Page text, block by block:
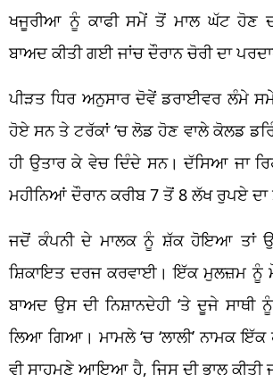
ਖਜੂਰੀਆ ਨੂੰ ਕਾਫੀ ਸਮੇਂ ਤੋਂ ਮਾਲ ਘੱਟ ਹੋਣ
ਬਾਅਦ ਕੀਤੀ ਗਈ ਜਾਂਚ ਦੌਰਾਨ ਚੋਰੀ ਦਾ
ਪੀੜਤ ਧਿਰ ਅਨੁਸਾਰ ਦੋਵੇਂ ਡਰਾਈਵਰ ਲੰਮੇ
ਹੋਏ ਸਨ ਤੇ ਟਰੱਕਾਂ ‘ਚ ਲੋਡ ਹੋਣ ਵਾਲੇ ਕੋਲਡ
ਹੀ ਉਤਾਰ ਕੇ ਵੇਚ ਦਿੰਦੇ ਸਨ। ਦੱਸਿਆ ਜਾ
ਮਹੀਨਿਆਂ ਦੌਰਾਨ ਕਰੀਬ 7 ਤੋਂ 8 ਲੱਖ ਰੁਪਏ ਦਾ
ਜਦੋਂ ਕੰਪਨੀ ਦੇ ਮਾਲਕ ਨੂੰ ਸ਼ੱਕ ਹੋਇਆ ਤਾਂ
ਸ਼ਿਕਾਇਤ ਦਰਜ ਕਰਵਾਈ। ਇੱਕ ਮੁਲਜ਼ਮ ਨੂੰ
ਬਾਅਦ ਉਸ ਦੀ ਨਿਸ਼ਾਨਦੇਹੀ ‘ਤੇ ਦੂਜੇ ਸਾਥੀ
ਲਿਆ ਗਿਆ। ਮਾਮਲੇ ‘ਚ ‘ਲਾਲੀ’ ਨਾਮਕ ਇੱਕ
ਵੀ ਸਾਹਮਣੇ ਆਇਆ ਹੈ, ਜਿਸ ਦੀ ਭਾਲ ਕੀਤੀ